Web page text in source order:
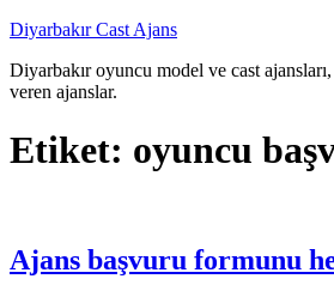
İçeriğe
Diyarbakır Cast Ajans
Diyarbakır oyuncu model ve cast
veren ajanslar.
Etiket: oyuncu
Ajans başvuru formunu